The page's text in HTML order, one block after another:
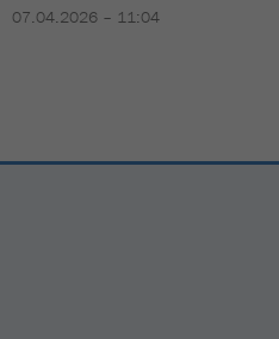
07.04.2026 – 11:04